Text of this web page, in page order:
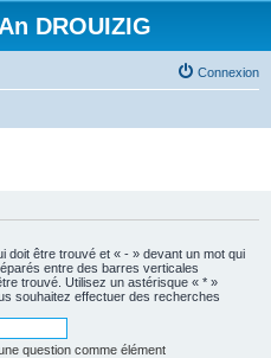
DROUIZIG
Connexion
doit être trouvé et « - » devant un mot qui
entre des barres verticales
trouvé. Utilisez un astérisque « * »
souhaitez effectuer des recherches
question comme élément